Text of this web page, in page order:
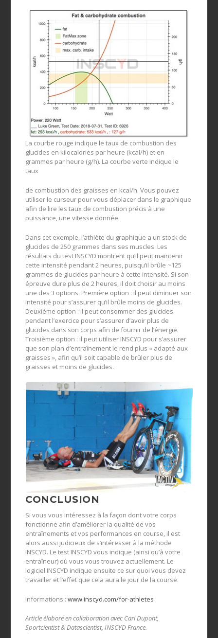
La courbe rouge indique le taux de combustion des
glucides en kilocalories par heure (kcal/h) et en
grammes par heure (g/h). La courbe verte indique le
taux
de combustion des graisses en kcal/h. Vous pouvez
utiliser le curseur pour vous déplacer dans le graphique
afin de lire les taux de combustion précis à une
puissance, une vitesse donnée.
Dans cet exemple, l’athlète du graphique a un stock de
glucides de 250 grammes dans ses muscles. Les
résultats du test INSCYD montrent qu’il peut maintenir
cette intensité pendant 2 heures, puisqu’il brûle ~125
grammes de glucides par heure à cette intensité. Si son
épreuve dure plus de 2 heures, il doit choisir au moins
une des 3 options. Première option : il peut diminuer son
intensité pour s’assurer qu’il brûle moins de glucides.
Deuxième option : il peut consommer des glucides
pendant l’exercice pour s’assurer d’avoir plus de
glucides dans son corps afin de fournir de l’énergie.
Troisième option : il peut utiliser INSCYD pour s’assurer
que son plan d’entraînement le rend plus « adapté aux
graisses », afin qu’il soit capable de brûler plus de
graisses et moins de glucides.
CONCLUSION
Si vous vous intéressez à la façon dont votre corps
fonctionne afin d’améliorer la qualité de vos
entraînements et vos performances en course, il est
alors aussi judicieux de s’intéresser à la méthode
INSCYD. Le test INSCYD vous indique (ainsi qu’à votre
entraîneur) où vous vous trouvez actuellement. Le
logiciel INSCYD indique ensuite ce sur quoi vous devez
travailler et l’effet que cela aura le jour de la course.
Informations :www.inscyd.com/for-athletes
Article élaboré en collaboration avec Carl Dupont,
Sportcientist & Datascientist, INSCYD France.